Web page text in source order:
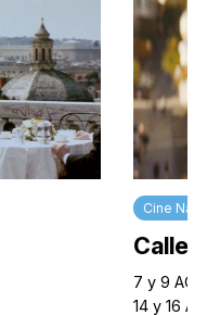
Cine
Calle
7 y 9 AGO
14 y 16